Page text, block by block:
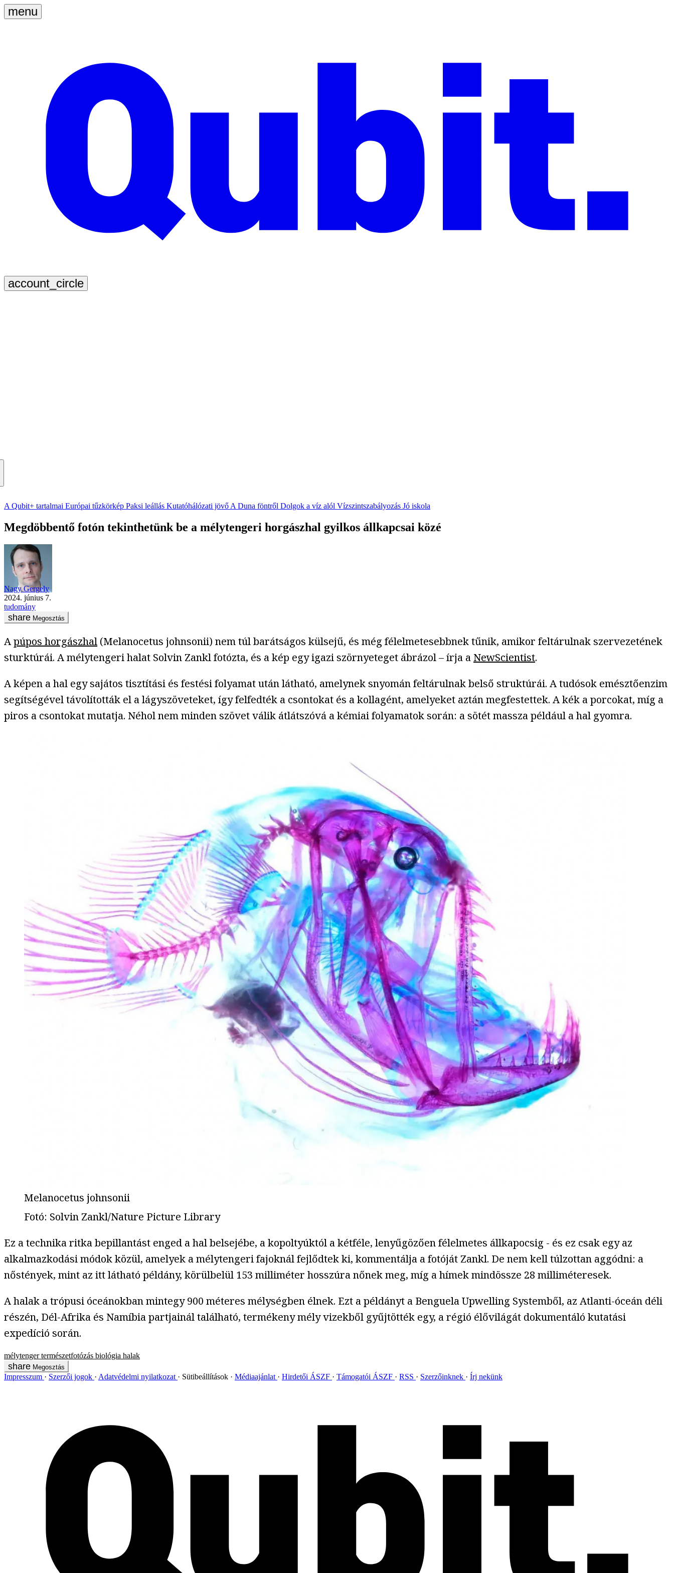
A Qubit+ tartalmai Európai tűzkörkép Paksi leállás Kutatóhálózati jövő A Duna föntről Dolgok a víz alól Vízszintszabályozás Jó iskola
Megdöbbentő fotón tekinthetünk be a mélytengeri horgászhal gyilkos állkapcsai közé
Nagy Gergely
2024. június 7.
tudomány
Megosztás
Apúpos horgászhal (Melanocetus johnsonii) nem túl barátságos külsejű, és még félelmetesebbnek tűnik, amikor feltárulnak szervezetének
sturktúrái. A mélytengeri halat Solvin Zankl fotózta, és a kép egy igazi szörnyeteget ábrázol – írja a NewScientist.
A képen a hal egy sajátos tisztítási és festési folyamat után látható, amelynek snyomán feltárulnak belső struktúrái. A tudósok emésztőenzim
segítségével távolították el a lágyszöveteket, így felfedték a csontokat és a kollagént, amelyeket aztán megfestettek. A kék a porcokat, míg a
piros a csontokat mutatja. Néhol nem minden szövet válik átlátszóvá a kémiai folyamatok során: a sötét massza például a hal gyomra.
Melanocetus johnsonii
Fotó: Solvin Zankl/Nature Picture Library
Ez a technika ritka bepillantást enged a hal belsejébe, a kopoltyúktól a kétféle, lenyűgözően félelmetes állkapocsig - és ez csak egy az
alkalmazkodási módok közül, amelyek a mélytengeri fajoknál fejlődtek ki, kommentálja a fotóját Zankl. De nem kell túlzottan aggódni: a
nőstények, mint az itt látható példány, körülbelül 153 milliméter hosszúra nőnek meg, míg a hímek mindössze 28 milliméteresek.
A halak a trópusi óceánokban mintegy 900 méteres mélységben élnek. Ezt a példányt a Benguela Upwelling Systemből, az Atlanti-óceán déli
részén, Dél-Afrika és Namíbia partjainál található, termékeny mély vizekből gyűjtötték egy, a régió élővilágát dokumentáló kutatási
expedíció során.
mélytenger természetfotózás biológia halak
Megosztás
Impresszum Szerzői jogok Adatvédelmi nyilatkozat Sütibeállítások Médiaajánlat Hirdetői ÁSZF Támogatói ÁSZF RSS Szerzőinknek Írj nekünk